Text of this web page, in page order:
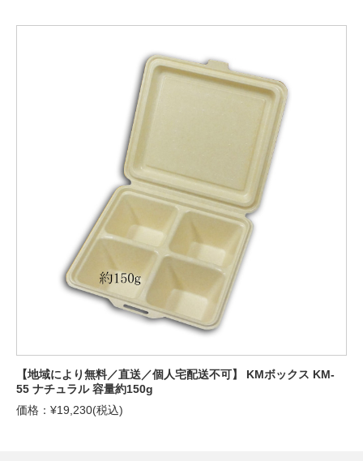
【地域により無料／直送／個人宅配送不可】 KMボックス KM-
55 ナチュラル 容量約150g
価格：¥19,230(税込)